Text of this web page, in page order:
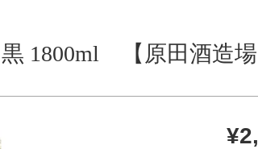
1800ml 【原田酒造場
¥